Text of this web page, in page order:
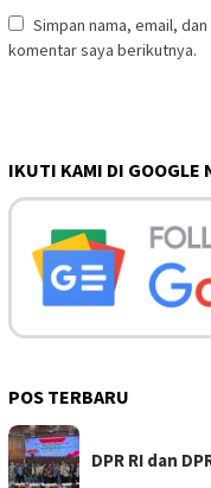
Simpan nama, email,
komentar saya berikutnya.
IKUTI KAMI DI GOOGLE
POS TERBARU
DPR RI dan